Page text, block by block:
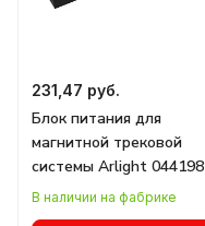
231,47 руб.
Блок питания для
магнитной трековой
системы Arlight 044198
В наличии на фабрике